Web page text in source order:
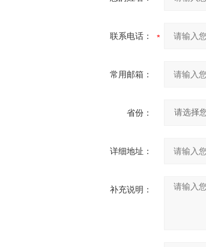
联系电话：
常用邮箱：
省份：
详细地址：
补充说明：